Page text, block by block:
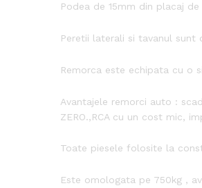
Podea de 15mm din placaj
Peretii laterali si tavanul
Remorca este echipata cu o
Avantajele remorci auto :
ZERO.,RCA cu un cost mic,
Toate piesele folosite la
Este omologata pe 750kg ,